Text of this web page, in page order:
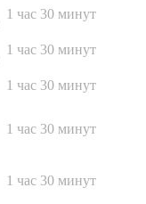
1 час 30 минут
1 час 30 минут
1 час 30 минут
1 час 30 минут
1 час 30 минут